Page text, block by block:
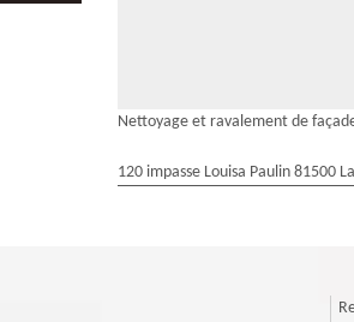
Nettoyage et ravalement de
120 impasse Louisa Paulin 81500